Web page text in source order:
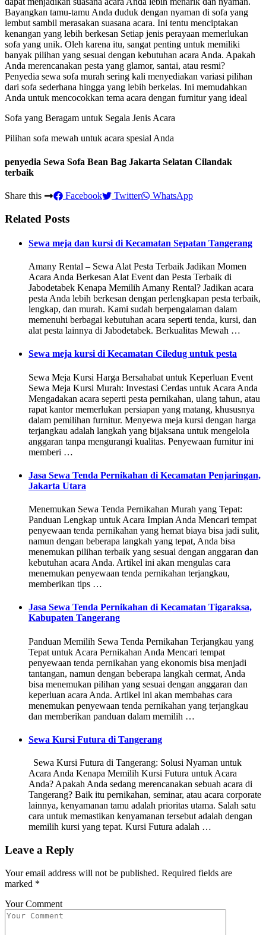
Bayangkan tamu-tamu Anda duduk dengan nyaman di sofa yang
lembut sambil merasakan suasana acara. Ini tentu menciptakan
kenangan yang lebih berkesan Setiap jenis perayaan memerlukan
sofa yang unik. Oleh karena itu, sangat penting untuk memiliki
banyak pilihan yang sesuai dengan kebutuhan acara Anda. Apakah
Anda merencanakan pesta yang glamor, santai, atau resmi?
Penyedia sewa sofa murah sering kali menyediakan variasi pilihan
dari sofa sederhana hingga yang lebih berkelas. Ini memudahkan
Anda untuk mencocokkan tema acara dengan furnitur yang ideal
Sofa yang Beragam untuk Segala Jenis Acara
Pilihan sofa mewah untuk acara spesial Anda
penyedia Sewa Sofa Bean Bag Jakarta Selatan Cilandak
terbaik
Share this Facebook Twitter WhatsApp
Related Posts
Sewa meja dan kursi di Kecamatan Sepatan Tangerang
Amany Rental – Sewa Alat Pesta Terbaik Jadikan Momen
Acara Anda Berkesan Alat Event dan Pesta Terbaik di
Jabodetabek Kenapa Memilih Amany Rental? Jadikan acara
pesta Anda lebih berkesan dengan perlengkapan pesta terbaik,
lengkap, dan murah. Kami sudah berpengalaman dalam
memenuhi berbagai kebutuhan acara seperti tenda, kursi, dan
alat pesta lainnya di Jabodetabek. Berkualitas Mewah …
Sewa meja kursi di Kecamatan Ciledug untuk pesta
Sewa Meja Kursi Harga Bersahabat untuk Keperluan Event
Sewa Meja Kursi Murah: Investasi Cerdas untuk Acara Anda
Mengadakan acara seperti pesta pernikahan, ulang tahun, atau
rapat kantor memerlukan persiapan yang matang, khususnya
dalam pemilihan furnitur. Menyewa meja kursi dengan harga
terjangkau adalah langkah yang bijaksana untuk mengelola
anggaran tanpa mengurangi kualitas. Penyewaan furnitur ini
memberi …
Jasa Sewa Tenda Pernikahan di Kecamatan Penjaringan,
Jakarta Utara
Menemukan Sewa Tenda Pernikahan Murah yang Tepat:
Panduan Lengkap untuk Acara Impian Anda Mencari tempat
penyewaan tenda pernikahan yang hemat biaya bisa jadi sulit,
namun dengan beberapa langkah yang tepat, Anda bisa
menemukan pilihan terbaik yang sesuai dengan anggaran dan
kebutuhan acara Anda. Artikel ini akan mengulas cara
menemukan penyewaan tenda pernikahan terjangkau,
memberikan tips …
Jasa Sewa Tenda Pernikahan di Kecamatan Tigaraksa,
Kabupaten Tangerang
Panduan Memilih Sewa Tenda Pernikahan Terjangkau yang
Tepat untuk Acara Pernikahan Anda Mencari tempat
penyewaan tenda pernikahan yang ekonomis bisa menjadi
tantangan, namun dengan beberapa langkah cermat, Anda
bisa menemukan pilihan yang sesuai dengan anggaran dan
keperluan acara Anda. Artikel ini akan membahas cara
menemukan penyewaan tenda pernikahan yang terjangkau
dan memberikan panduan dalam memilih …
Sewa Kursi Futura di Tangerang
Sewa Kursi Futura di Tangerang: Solusi Nyaman untuk
Acara Anda Kenapa Memilih Kursi Futura untuk Acara
Anda? Apakah Anda sedang merencanakan sebuah acara di
Tangerang? Baik itu pernikahan, seminar, atau acara corporate
lainnya, kenyamanan tamu adalah prioritas utama. Salah satu
cara untuk memastikan kenyamanan tersebut adalah dengan
memilih kursi yang tepat. Kursi Futura adalah …
Leave a Reply
Your email address will not be published. Required fields are
marked *
Your Comment